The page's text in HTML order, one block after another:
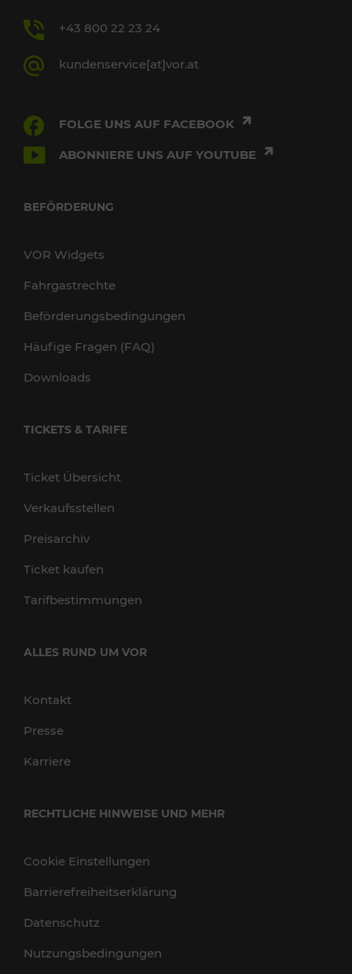
+43 800 22 23 24
kundenservice[at]vor.at
FOLGE UNS AUF FACEBOOK
ABONNIERE UNS AUF YOUTUBE
BEFÖRDERUNG
VOR Widgets
Fahrgastrechte
Beförderungsbedingungen
Häufige Fragen (FAQ)
Downloads
TICKETS & TARIFE
Ticket Übersicht
Verkaufsstellen
Preisarchiv
Ticket kaufen
Tarifbestimmungen
ALLES RUND UM VOR
Kontakt
Presse
Karriere
RECHTLICHE HINWEISE UND MEHR
Cookie Einstellungen
Barrierefreiheitserklärung
Datenschutz
Nutzungsbedingungen